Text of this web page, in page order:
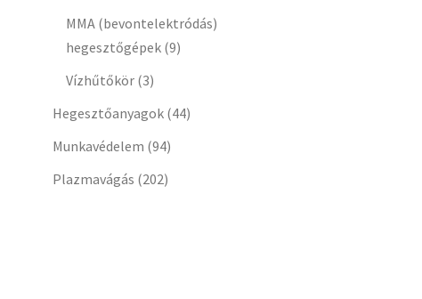
MMA (bevontelektródás)
hegesztőgépek (9)
Vízhűtőkör (3)
Hegesztőanyagok (44)
Munkavédelem (94)
Plazmavágás (202)